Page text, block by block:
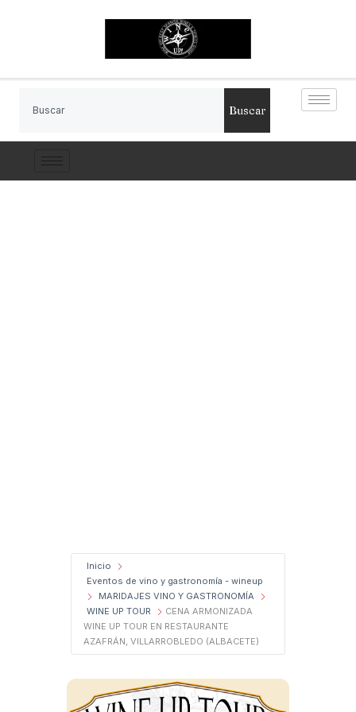
Buscar
Inicio
Eventos de vino y gastronomía - wineup
MARIDAJES VINO Y GASTRONOMÍA
WINE UP TOUR
CENA ARMONIZADA
WINE UP TOUR EN RESTAURANTE
AZAFRÁN, VILLARROBLEDO (ALBACETE)